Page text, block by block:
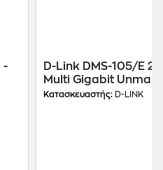
-
D-Link DMS-105/E
Multi Gigabit
Network Switch
Κατασκευαστής: D-LINK